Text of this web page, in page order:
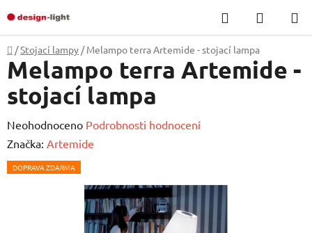
na
obsah
Hledat
KOŠÍK
Domů
/Stojací lampy / Melampo terra Artemide - stojací lampa
Melampo terra Artemide -
stojací lampa
Průměrné
hodnocení
produktu
Neohodnoceno Podrobnosti hodnocení
Značka: Artemide
DOPRAVA ZDARMA